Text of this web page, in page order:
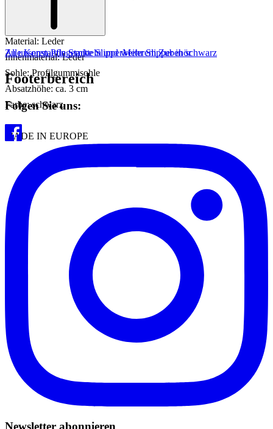
Artikelnr.: 100001947908
Material: Leder
Innenmaterial: Leder
Sohle: Profilgummisohle
Absatzhöhe: ca. 3 cm
Farbe: schwarz
MADE IN EUROPE
Zu unseren Pflegemitteln und weiterem Zubehör
Alle Konstantin Starke SlipperMehr Slipper in schwarz
Footerbereich
Folgen Sie uns:
Newsletter abonnieren